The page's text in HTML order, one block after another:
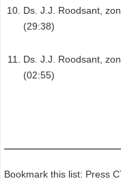
Ds. J.J. Roodsant,
(29:38)
Ds. J.J. Roodsant,
(02:55)
Bookmark this list: Press